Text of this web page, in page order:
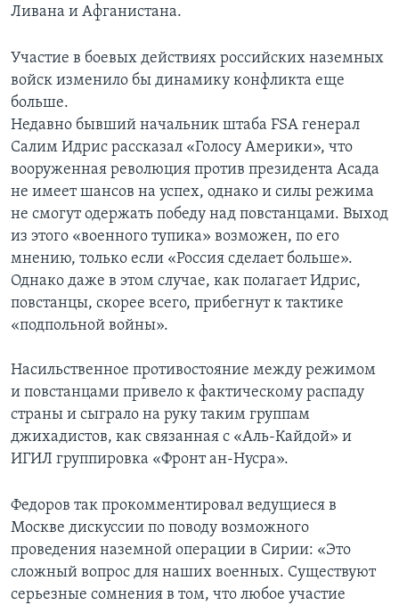
Ливана и Афганистана.
Участие в боевых действиях российских наземных
войск изменило бы динамику конфликта еще
больше.
Недавно бывший начальник штаба FSA генерал
Салим Идрис рассказал «Голосу Америки», что
вооруженная революция против президента Асада
не имеет шансов на успех, однако и силы режима
не смогут одержать победу над повстанцами. Выход
из этого «военного тупика» возможен, по его
мнению, только если «Россия сделает больше».
Однако даже в этом случае, как полагает Идрис,
повстанцы, скорее всего, прибегнут к тактике
«подпольной войны».
Насильственное противостояние между режимом
и повстанцами привело к фактическому распаду
страны и сыграло на руку таким группам
джихадистов, как связанная с «Аль-Кайдой» и
ИГИЛ группировка «Фронт ан-Нусра».
Федоров так прокомментировал ведущиеся в
Москве дискуссии по поводу возможного
проведения наземной операции в Сирии: «Это
сложный вопрос для наших военных. Существуют
серьезные сомнения в том, что любое участие